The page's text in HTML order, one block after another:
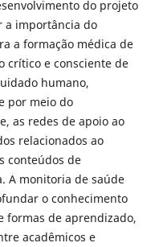
do projeto
a importância do
a formação médica de
crítico e consciente de
humano,
por meio do
as redes de apoio ao
relacionados ao
conteúdos de
A monitoria de saúde
o conhecimento
formas de aprendizado,
acadêmicos e